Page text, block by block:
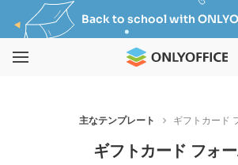
Back to school with
主なテンプレート ギフトカード
ギフトカード フォ